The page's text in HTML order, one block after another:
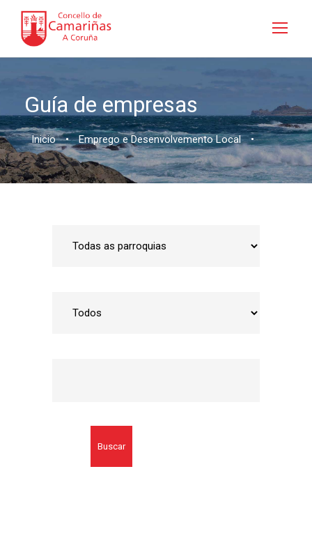
Guía de empresas
Inicio • Emprego e Desenvolvemento Local •
Buscar